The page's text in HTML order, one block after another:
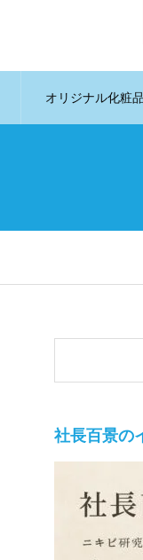
オリジナル化粧品
社長百景の